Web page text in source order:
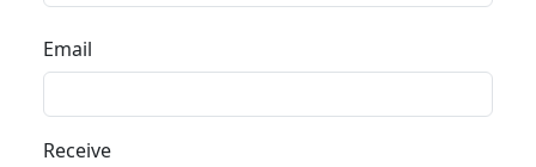
Email
Receive